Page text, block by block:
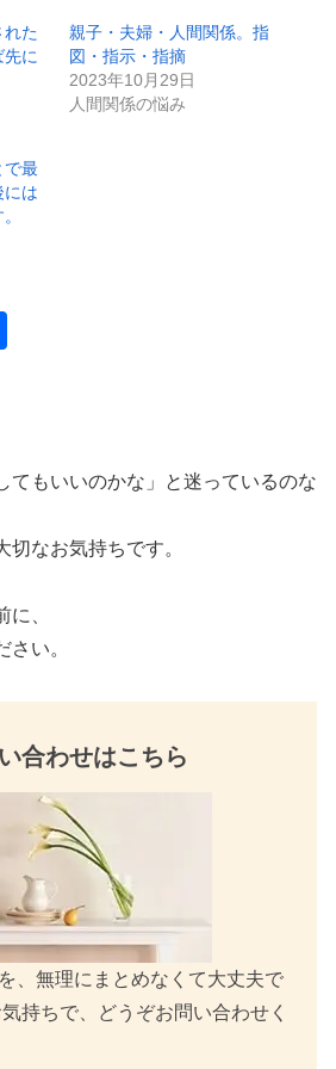
れた
に
親子・夫婦・人間関係。指
図・指示・指摘
2023年10月29日
人間関係の悩み
で最
には
てもいいのかな」と迷っているのな
切なお気持ちです。
、
さい。
合わせはこちら
、無理にまとめなくて大丈夫で
持ちで、どうぞお問い合わせく